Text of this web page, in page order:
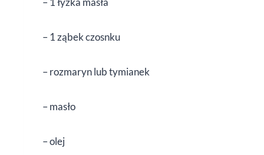
– 1 ząbek czosnku
– rozmaryn lub tymianek
– masło
– olej